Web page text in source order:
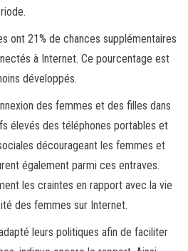
ont 21% de chances supplémentaires
à Internet. Ce pourcentage est
développés.
des femmes et des filles dans
élevés des téléphones portables et
décourageant les femmes et
également parmi ces entraves.
les craintes en rapport avec la vie
des femmes sur Internet.
leurs politiques afin de faciliter